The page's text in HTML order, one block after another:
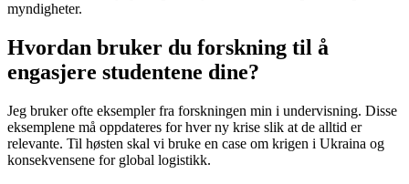
myndigheter.
Hvordan bruker du forskning til å
engasjere studentene dine?
Jeg bruker ofte eksempler fra forskningen min i undervisning. Disse
eksemplene må oppdateres for hver ny krise slik at de alltid er
relevante. Til høsten skal vi bruke en case om krigen i Ukraina og
konsekvensene for global logistikk.